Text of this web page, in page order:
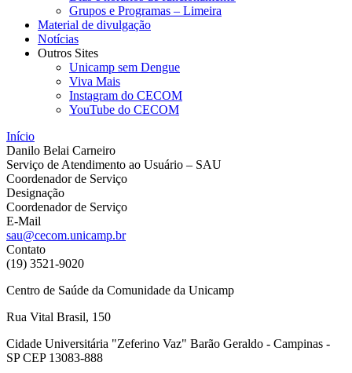
Grupos e Programas – Limeira
Material de divulgação
Notícias
Outros Sites
Unicamp sem Dengue
Viva Mais
Instagram do CECOM
YouTube do CECOM
Início
Danilo Belai Carneiro
Serviço de Atendimento ao Usuário – SAU
Coordenador de Serviço
Designação
Coordenador de Serviço
E-Mail
sau@cecom.unicamp.br
Contato
(19) 3521-9020
Centro de Saúde da Comunidade da Unicamp
Rua Vital Brasil, 150
Cidade Universitária "Zeferino Vaz" Barão Geraldo - Campinas -
SP CEP 13083-888